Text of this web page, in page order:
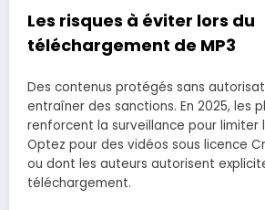
Les risques à éviter lors du
téléchargement de MP3
Des contenus protégés sans
entraîner des sanctions. En 2025, les
renforcent la surveillance pour limiter
Optez pour des vidéos sous licence
ou dont les auteurs autorisent
téléchargement.